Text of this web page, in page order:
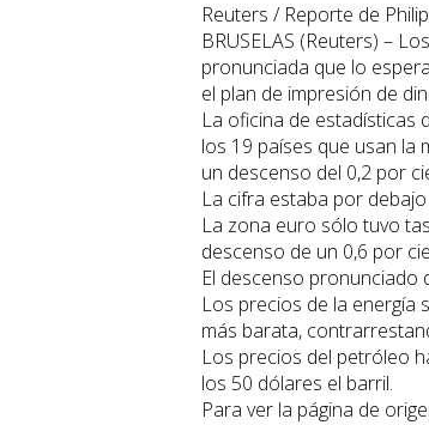
Reuters / Reporte de
BRUSELAS (Reuters) –
pronunciada que lo
el plan de impresión de
La oficina de estadísticas
los 19 países que usan
un descenso del 0,2 por
La cifra estaba por
La zona euro sólo tuvo
descenso de un 0,6 por
El descenso pronunciado
Los precios de la energía
más barata,
Los precios del petróleo
los 50 dólares el barril.
Para ver la página de